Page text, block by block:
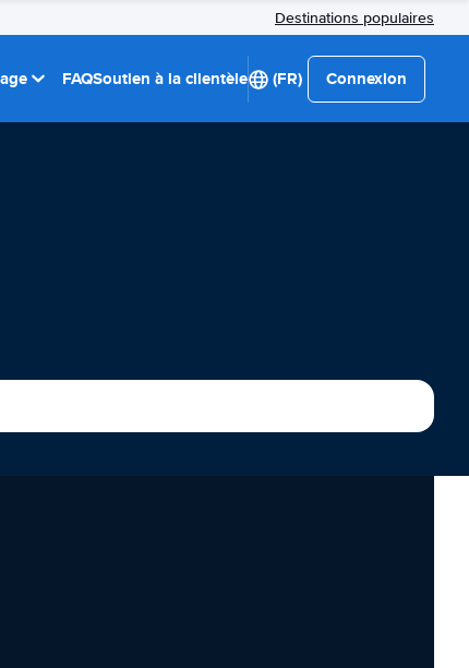
Destinations populaires
FAQSoutien à la clientèle (FR) Connexion